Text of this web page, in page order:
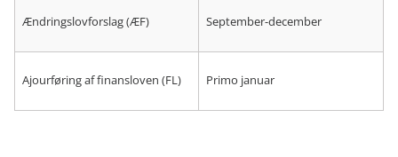
Ændringslovforslag (ÆF) September-december
Ajourføring af finansloven (FL) Primo januar